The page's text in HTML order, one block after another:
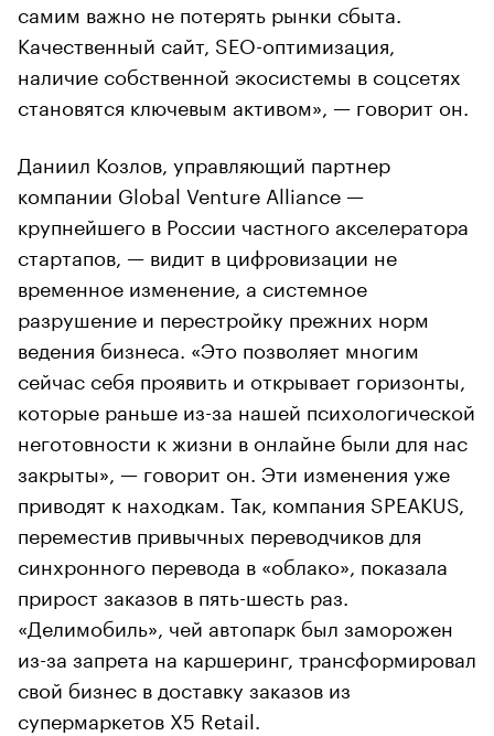
самим важно не потерять рынки сбыта.
Качественный сайт, SEO-оптимизация,
наличие собственной экосистемы в соцсетях
становятся ключевым активом», — говорит он.
Даниил Козлов, управляющий партнер
компании Global Venture Alliance —
крупнейшего в России частного акселератора
стартапов, — видит в цифровизации не
временное изменение, а системное
разрушение и перестройку прежних норм
ведения бизнеса. «Это позволяет многим
сейчас себя проявить и открывает горизонты,
которые раньше из-за нашей психологической
неготовности к жизни в онлайне были для нас
закрыты», — говорит он. Эти изменения уже
приводят к находкам. Так, компания SPEAKUS,
переместив привычных переводчиков для
синхронного перевода в «облако», показала
прирост заказов в пять-шесть раз.
«Делимобиль», чей автопарк был заморожен
из-за запрета на каршеринг, трансформировал
свой бизнес в доставку заказов из
супермаркетов Х5 Retail.